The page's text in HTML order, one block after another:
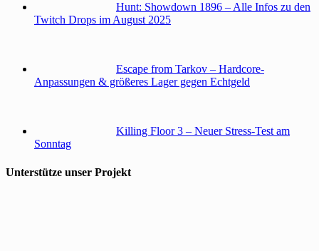
Hunt: Showdown 1896 – Alle Infos zu den
Twitch Drops im August 2025
Escape from Tarkov – Hardcore-
Anpassungen & größeres Lager gegen Echtgeld
Killing Floor 3 – Neuer Stress-Test am
Sonntag
Unterstütze unser Projekt